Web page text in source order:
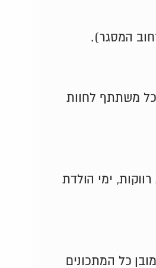
אישי והזדמנות לכל משתתף לחוות
ימי הולדת
כל המתכונים